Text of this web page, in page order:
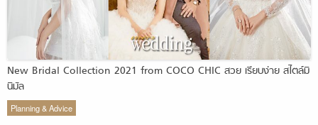
New Bridal Collection 2021 from COCO CHIC สวย เรียบง่าย สไตล์มิ
นิมัล
Planning & Advice